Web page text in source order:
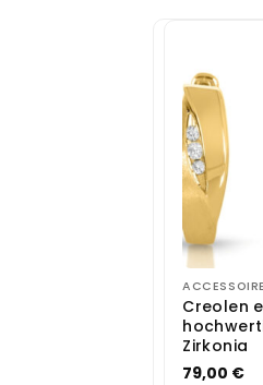
Creolen
Zirkonia
79,00 €